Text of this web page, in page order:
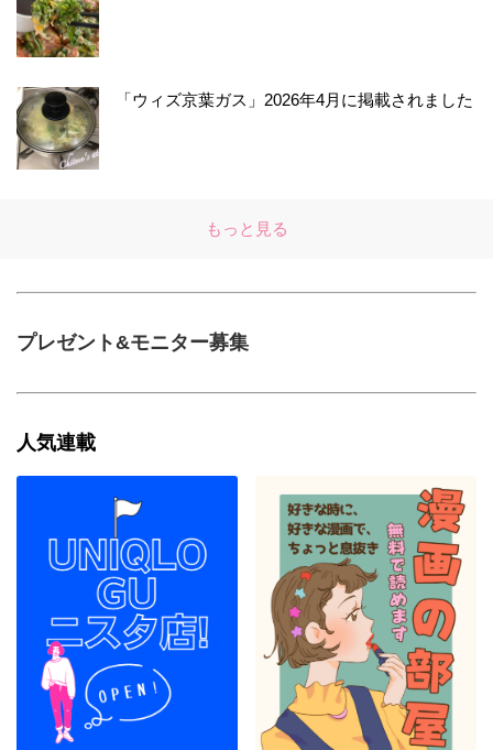
「ウィズ京葉ガス」2026年4月に掲載されました
もっと見る
プレゼント&モニター募集
人気連載